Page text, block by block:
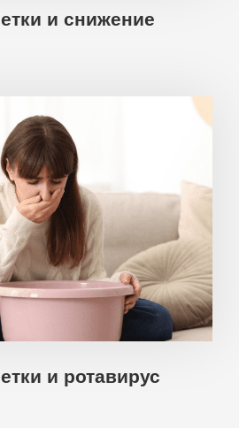
и снижение
и ротавирус